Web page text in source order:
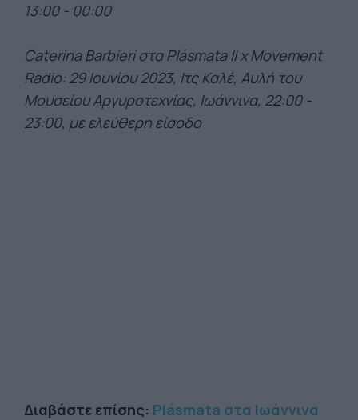
13:00 - 00:00
Caterina Barbieri στα Plásmata II x Movement
Radio: 29 Ιουνίου 2023, Ιτς Καλέ, Αυλή του
Μουσείου Αργυροτεχνίας, Ιωάννινα, 22:00 -
23:00, με ελεύθερη είσοδο
Διαβάστε επίσης: Plásmata στα Ιωάννινα